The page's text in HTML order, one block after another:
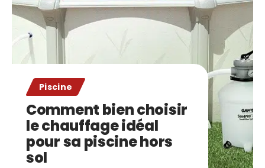
Piscine
Comment bien choisir
le chauffage idéal
pour sa piscine hors
sol